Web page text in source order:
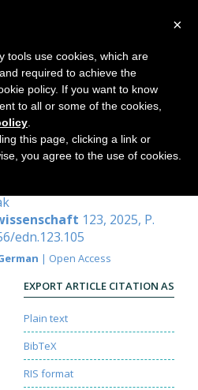
Mysterium der
123, 2025, P.
edn.123.105
| Open Access
EXPORT ARTICLE CITATION AS
Plain text
BibTeX
RIS format
×
tools use cookies, which are
required to achieve the
policy. If you want to know
to all or some of the cookies,
this page, clicking a link or
you agree to the use of cookies.